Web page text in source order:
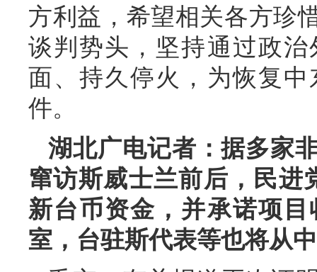
方利益，希望相关各方珍
谈判势头，坚持通过政
面、持久停火，为恢复
件。
湖北广电记者：据多家
窜访斯威士兰前后，民进
新台币资金，并承诺项
室，台驻斯代表等也将从